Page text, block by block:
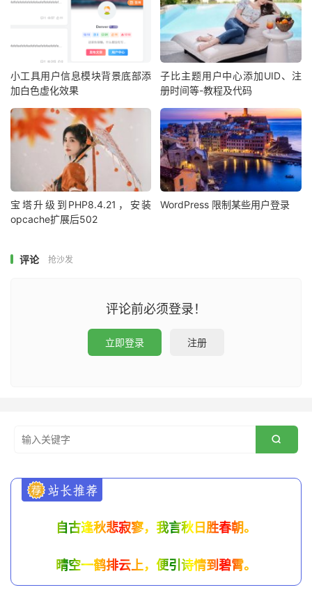
到主题的
functions.php
文件当中啊！我的主题只要一
更新，这些修改的代码就没有了啊？太麻烦！
不要着急！其实还有一个办法，不用写入到
functions.php
文件中，就是将以上两段代码制作成小
插件即可！这样就不怕以后主题更新了。至于嫌插件安装太
多影响 WordPress 的速度，这里就根据自己需求选择吧，
效果都是一样的。
小工具用户信息模块背景底部添
加白色虚化效果
子比主题用户中心添加UID、注
册时间等-教程及代码
宝塔升级到PHP8.4.21，安装
opcache扩展后502
WordPress 限制某些用户登录
评论 抢沙发
评论前必须登录！
立即登录 注册

自古逢秋悲寂寥，我言秋日胜春朝。
晴空一鹤排云上，便引诗情到碧霄。